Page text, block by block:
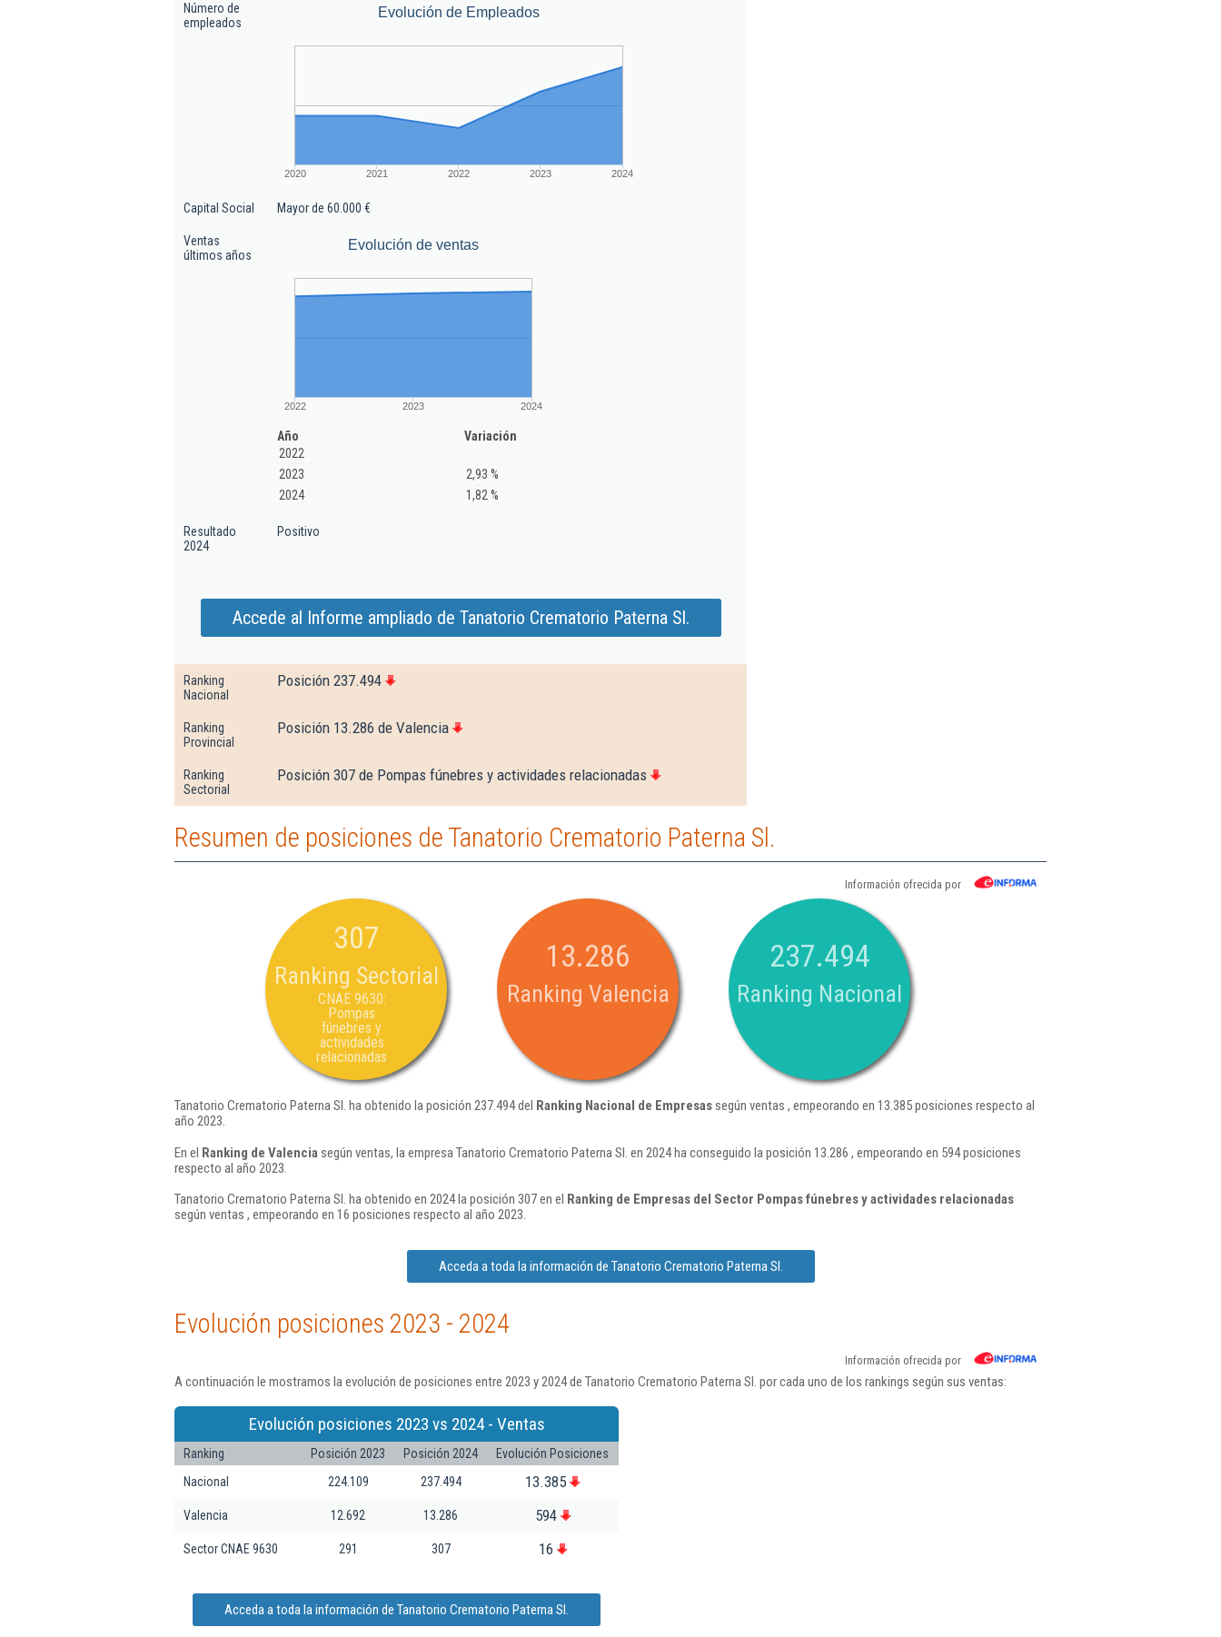
Número de
empleados
Evolución de Empleados
2020 2021 2022 2023 2024
Capital Social Mayor de 60.000 €
Ventas
últimos años
Evolución de ventas
2022 2023 2024
Año
Variación
2022
2023
2,93 %
2024
1,82 %
Resultado
2024
Positivo
Accede al Informe ampliado de Tanatorio Crematorio Paterna Sl.
Ranking
Nacional
Posición 237.494
Ranking
Provincial
Posición 13.286 de Valencia
Ranking
Sectorial
Posición 307 de Pompas fúnebres y actividades relacionadas
Resumen de posiciones de Tanatorio Crematorio Paterna Sl.
Información ofrecida por
307
Ranking Sectorial
CNAE 9630:
Pompas
fúnebres y
actividades
relacionadas
13.286
Ranking Valencia
237.494
Ranking Nacional
Tanatorio Crematorio Paterna Sl. ha obtenido la posición 237.494 del Ranking Nacional de Empresassegún ventas , empeorando en 13.385 posiciones respecto al
año 2023.
En el Ranking de Valencia según ventas, la empresa Tanatorio Crematorio Paterna Sl. en 2024 ha conseguido la posición 13.286 , empeorando en 594 posiciones
respecto al año 2023.
Tanatorio Crematorio Paterna Sl. ha obtenido en 2024 la posición 307 en el Ranking de Empresas del Sector Pompas fúnebres y actividades relacionadas
según ventas , empeorando en 16 posiciones respecto al año 2023.
Acceda a toda la información de Tanatorio Crematorio Paterna Sl.
Evolución posiciones 2023 - 2024
Información ofrecida por
A continuación le mostramos la evolución de posiciones entre 2023 y 2024 de Tanatorio Crematorio Paterna Sl. por cada uno de los rankings según sus ventas:
Evolución posiciones 2023 vs 2024 - Ventas
Ranking Posición 2023 Posición 2024
Evolución Posiciones
Nacional
224.109 237.494 13.385
Valencia 12.692 13.286 594
Sector CNAE 9630 291 307 16
Acceda a toda la información de Tanatorio Crematorio Paterna Sl.